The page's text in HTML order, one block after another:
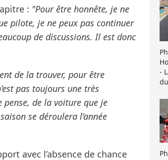
: "Pour être honnête, je ne
pilote, je ne peux pas continuer
de discussions. Il est donc
de la trouver, pour être
pas toujours une très
de la voiture que je
se déroulera l’année
avec l’absence de chance
-